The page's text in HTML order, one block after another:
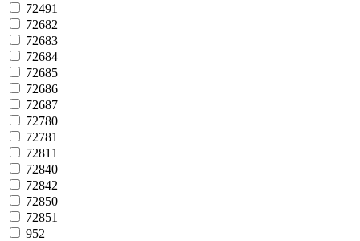
72491
72682
72683
72684
72685
72686
72687
72780
72781
72811
72840
72842
72850
72851
952